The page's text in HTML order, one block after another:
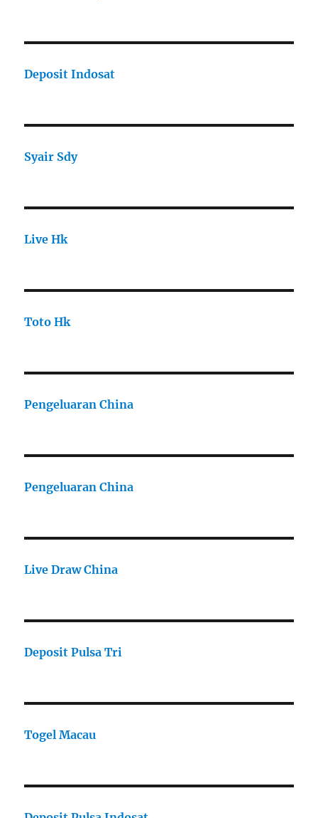
Deposit Indosat
Syair Sdy
Live Hk
Toto Hk
Pengeluaran China
Pengeluaran China
Live Draw China
Deposit Pulsa Tri
Togel Macau